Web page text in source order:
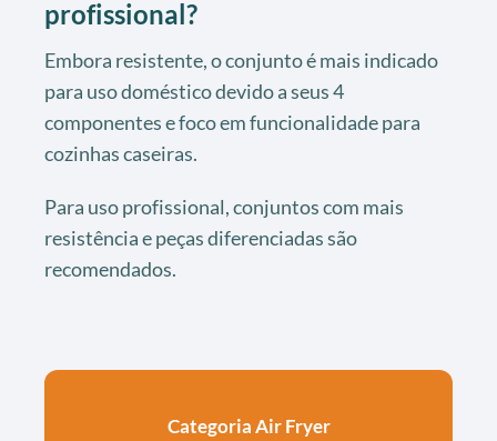
profissional?
Embora resistente, o conjunto é mais indicado
para uso doméstico devido a seus 4
componentes e foco em funcionalidade para
cozinhas caseiras.
Para uso profissional, conjuntos com mais
resistência e peças diferenciadas são
recomendados.
Categoria Air Fryer